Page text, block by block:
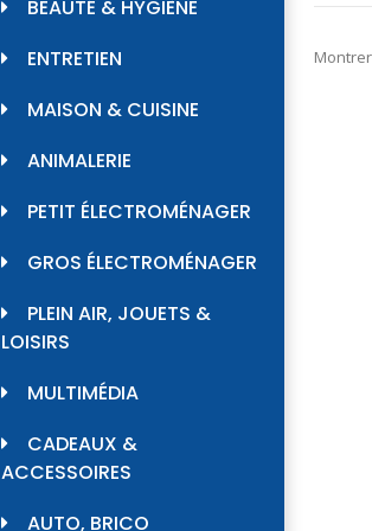
BEAUTÉ & HYGIÈNE
ENTRETIEN
MAISON & CUISINE
ANIMALERIE
PETIT ÉLECTROMÉNAGER
GROS ÉLECTROMÉNAGER
PLEIN AIR, JOUETS &
LOISIRS
MULTIMÉDIA
CADEAUX &
ACCESSOIRES
AUTO, BRICO